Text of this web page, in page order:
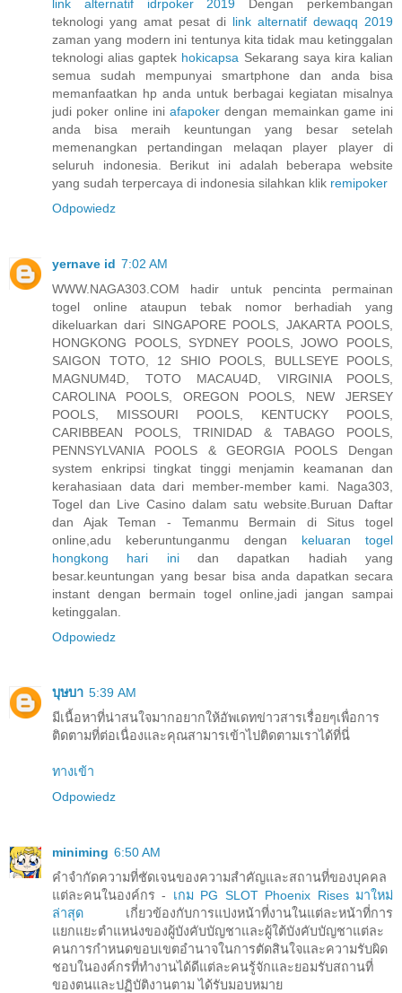
link alternatif idrpoker 2019 Dengan perkembangan
teknologi yang amat pesat di link alternatif dewaqq 2019
zaman yang modern ini tentunya kita tidak mau ketinggalan
teknologi alias gaptek hokicapsa Sekarang saya kira kalian
semua sudah mempunyai smartphone dan anda bisa
memanfaatkan hp anda untuk berbagai kegiatan misalnya
judi poker online ini afapoker dengan memainkan game ini
anda bisa meraih keuntungan yang besar setelah
memenangkan pertandingan melaqan player player di
seluruh indonesia. Berikut ini adalah beberapa website
yang sudah terpercaya di indonesia silahkan klik remipoker
Odpowiedz
yernave id 7:02 AM
WWW.NAGA303.COM hadir untuk pencinta permainan
togel online ataupun tebak nomor berhadiah yang
dikeluarkan dari SINGAPORE POOLS, JAKARTA POOLS,
HONGKONG POOLS, SYDNEY POOLS, JOWO POOLS,
SAIGON TOTO, 12 SHIO POOLS, BULLSEYE POOLS,
MAGNUM4D, TOTO MACAU4D, VIRGINIA POOLS,
CAROLINA POOLS, OREGON POOLS, NEW JERSEY
POOLS, MISSOURI POOLS, KENTUCKY POOLS,
CARIBBEAN POOLS, TRINIDAD & TABAGO POOLS,
PENNSYLVANIA POOLS & GEORGIA POOLS Dengan
system enkripsi tingkat tinggi menjamin keamanan dan
kerahasiaan data dari member-member kami. Naga303,
Togel dan Live Casino dalam satu website.Buruan Daftar
dan Ajak Teman - Temanmu Bermain di Situs togel
online,adu keberuntunganmu dengan keluaran togel
hongkong hari inidan dapatkan hadiah yang
besar.keuntungan yang besar bisa anda dapatkan secara
instant dengan bermain togel online,jadi jangan sampai
ketinggalan.
Odpowiedz
บุษบา 5:39 AM
มีเนื้อหาที่น่าสนใจมากอยากให้อัพเดทข่าวสารเรื่อยๆเพื่อการ
ติดตามที่ต่อเนื่องและคุณสามารเข้าไปติดตามเราได้ที่นี่
ทางเข้า
Odpowiedz
miniming 6:50 AM
คำจำกัดความที่ชัดเจนของความสำคัญและสถานที่ของบุคคล
แต่ละคนในองค์กร - เกม PG SLOT Phoenix Rises มาใหม่
ล่าสุด เกี่ยวข้องกับการแบ่งหน้าที่งานในแต่ละหน้าที่การ
แยกแยะตำแหน่งของผู้บังคับบัญชาและผู้ใต้บังคับบัญชาแต่ละ
คนการกำหนดขอบเขตอำนาจในการตัดสินใจและความรับผิด
ชอบในองค์กรที่ทำงานได้ดีแต่ละคนรู้จักและยอมรับสถานที่
ของตนและปฏิบัติงานตาม ได้รับมอบหมาย